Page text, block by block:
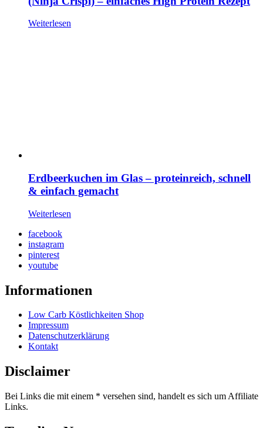
Weiterlesen
Erdbeerkuchen im Glas – proteinreich, schnell
& einfach gemacht
Weiterlesen
facebook
instagram
pinterest
youtube
Informationen
Low Carb Köstlichkeiten Shop
Impressum
Datenschutzerklärung
Kontakt
Disclaimer
Bei Links die mit einem * versehen sind, handelt es sich um Affiliate
Links.